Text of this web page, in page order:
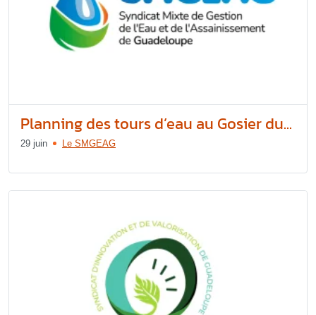
Planning des tours d’eau au Gosier du...
29 juin Le SMGEAG